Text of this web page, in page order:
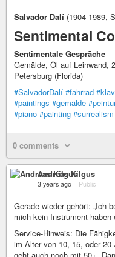
Salvador Dalí (1904-1989,
Sentimental
Sentimentale Gespräche
Gemälde, Öl auf Leinwand,
Petersburg (Florida)
#SalvadorDalí #fahrrad
#paintings #gemälde
#piano #painting #surrealism
0 comments
Andreas Kilgus
3 years ago – Public
Gerade wieder gehört: „Ich
mich kein Instrument haben
Service-Hinweis: Die
im Alter von 10, 15, oder
geht auch noch mit 50+.